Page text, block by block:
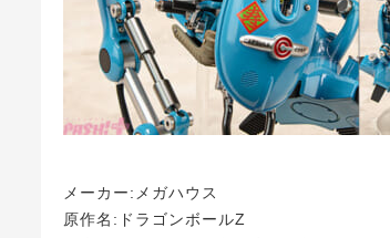
メーカー:メガハウス
原作名:ドラゴンボールZ